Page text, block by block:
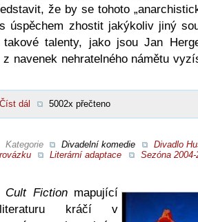
že by se tohoto
úspěchem zhostit jakýkoliv jiný
talenty, jako jsou Jan
navenek nehratelného námětu
Číst dál 5002x přečteno
Kategorie Divadelní komedie
Divadlo
Literární adaptace Sezóna 2004-
Cult Fictionmapující
kráčí v